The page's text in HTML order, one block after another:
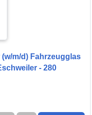
m/d) Fahrzeugglas
- 280